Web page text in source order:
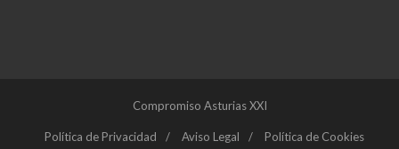
Compromiso Asturias XXI
Política de Privacidad Aviso Legal Política de Cookies